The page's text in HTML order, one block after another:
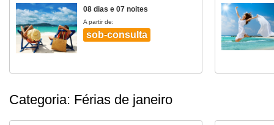
08 dias e 07 noites
A partir de:
sob-consulta
Categoria: Férias de janeiro